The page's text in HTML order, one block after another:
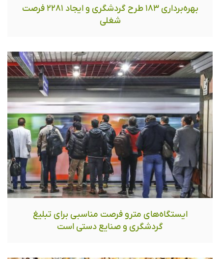
بهره‌برداری ١٨٣ طرح گردشگری و ایجاد ٢٢٨١ فرصت
شغلی
ایستگاه‌های مترو فرصت مناسبی برای تبلیغ
گردشگری و صنایع دستی است